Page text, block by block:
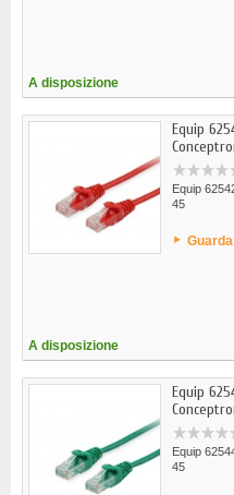
A disposizione
Equip
Equip
45
A disposizione
Equip
Equip
45